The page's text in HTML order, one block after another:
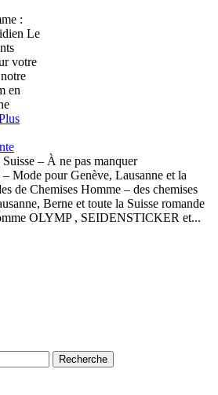
:
Le
votre
en
– À ne pas manquer
Mode pour Genève, Lausanne et la
de Chemises Homme – des chemises
Berne et toute la Suisse romande
OLYMP , SEIDENSTICKER et...
Recherche